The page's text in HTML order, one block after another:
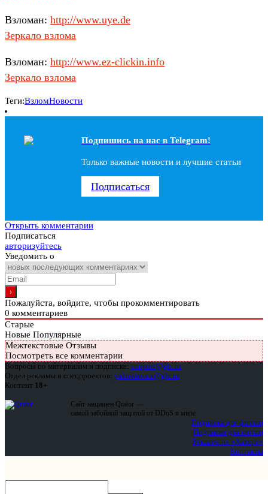
Взломан: http://www.uye.de
Зеркало взлома
Взломан: http://www.ez-clickin.info
Зеркало взлома
Теги:ВзломНовости
Подпишись на наc в Telegram!
Только важные новости и лучшие статьи
Подписаться
Открыть комментарии
Подписаться
авторизуйтесь
Уведомить о
Пожалуйста, войдите, чтобы прокомментировать
0 комментариев
Старые
Новые Популярные
Межтекстовые Отзывы
Посмотреть все комментарии
Вопросы по материалам и подписке: support@glc.ru
Отдел рекламы и спецпроектов: yakovleva.a@glc.ru
Контент 18+
Сайт защищен Qrator —
самой забойной защитой от DDoS в мире
Подписка для физлиц
Подписка для юрлиц
Реклама на «Хакере»
Контакты